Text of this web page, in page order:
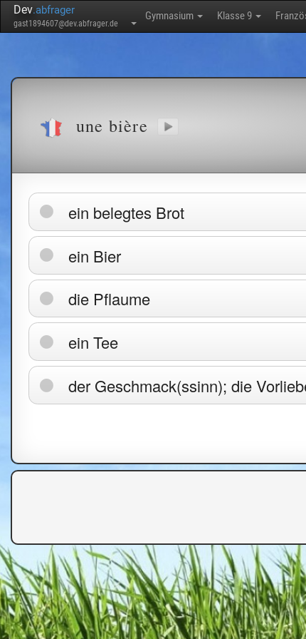
Dev.abfrager
gast1894607@dev.abfrager.de
Gymnasium Klasse 9
une bière
ein belegtes Brot
ein Bier
die Pflaume
ein Tee
der Geschmack(ssinn); die